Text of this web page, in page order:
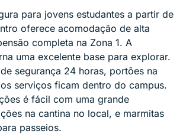
para jovens estudantes a partir de
oferece acomodação de alta
completa na Zona 1. A
uma excelente base para explorar.
segurança 24 horas, portões na
serviços ficam dentro do campus.
é fácil com uma grande
na cantina no local, e marmitas
passeios.